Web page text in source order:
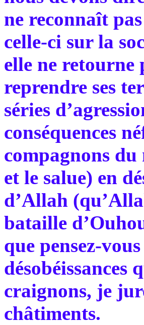
ne reconnaît
celle-ci sur la
elle ne retourne
reprendre ses
séries
conséquences
compagnons
et le salue) en
d’Allah
bataille
que pensez-
craignons, je
châtiments.